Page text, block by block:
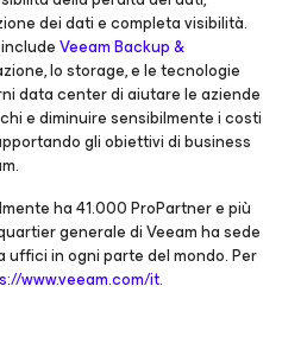
dei dati e completa visibilità.
Veeam Backup &
lo storage, e le tecnologie
data center di aiutare le aziende
e diminuire sensibilmente i costi
gli obiettivi di business
ha 41.000 ProPartner e più
generale di Veeam ha sede
uffici in ogni parte del mondo. Per
www.veeam.com/it.